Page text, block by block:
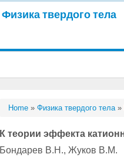
Физика твердого тела
Home »Физика твердого тела»
К теории эффекта
Бондарев В.Н., Жуков В.М.